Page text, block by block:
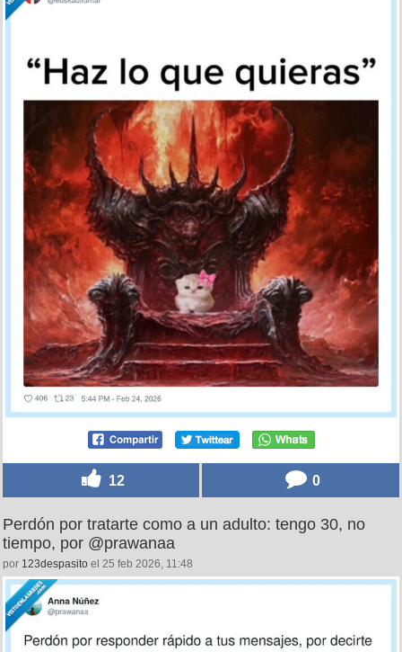
12 0
Perdón por tratarte como a un adulto: tengo 30, no
tiempo, por @prawanaa
por 123despasito el 25 feb 2026, 11:48